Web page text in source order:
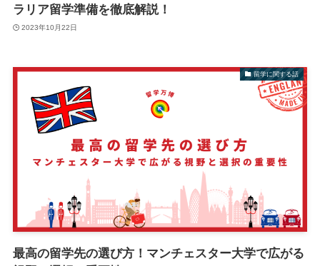
ラリア留学準備を徹底解説！
2023年10月22日
留学に関する話
最高の留学先の選び方！マンチェスター大学で広がる